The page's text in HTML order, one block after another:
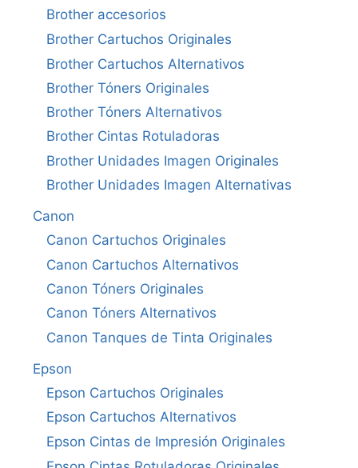
Brother accesorios
Brother Cartuchos Originales
Brother Cartuchos Alternativos
Brother Tóners Originales
Brother Tóners Alternativos
Brother Cintas Rotuladoras
Brother Unidades Imagen Originales
Brother Unidades Imagen Alternativas
Canon
Canon Cartuchos Originales
Canon Cartuchos Alternativos
Canon Tóners Originales
Canon Tóners Alternativos
Canon Tanques de Tinta Originales
Epson
Epson Cartuchos Originales
Epson Cartuchos Alternativos
Epson Cintas de Impresión Originales